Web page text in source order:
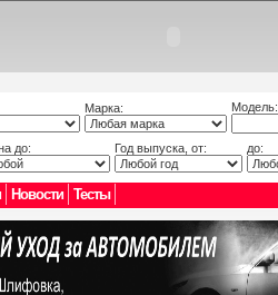
Марка: Модель:
до: Год выпуска, от: до:
Новости Тесты